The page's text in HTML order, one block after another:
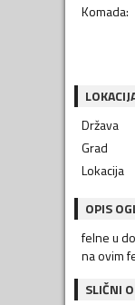
Komada:
Država
Grad
Lokacija
OPIS
felne u
na ovim
SLIČNI